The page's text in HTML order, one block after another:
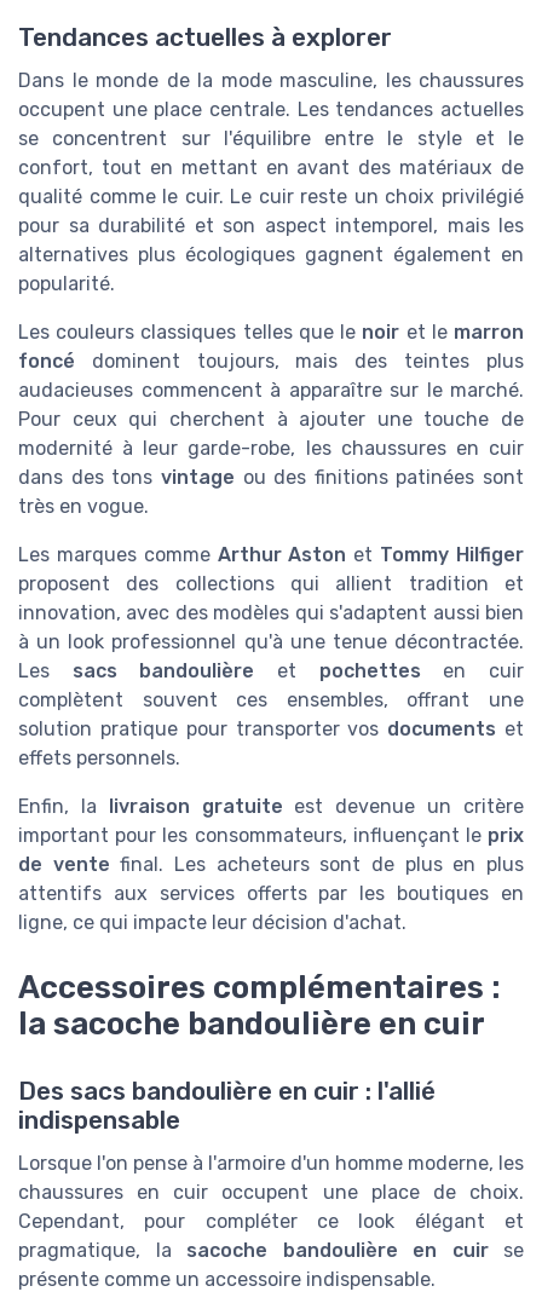
Tendances actuelles à explorer
Dans le monde de la mode masculine, les chaussures
occupent une place centrale. Les tendances actuelles
se concentrent sur l'équilibre entre le style et le
confort, tout en mettant en avant des matériaux de
qualité comme le cuir. Le cuir reste un choix privilégié
pour sa durabilité et son aspect intemporel, mais les
alternatives plus écologiques gagnent également en
popularité.
Les couleurs classiques telles que le noir et le marron
foncé dominent toujours, mais des teintes plus
audacieuses commencent à apparaître sur le marché.
Pour ceux qui cherchent à ajouter une touche de
modernité à leur garde-robe, les chaussures en cuir
dans des tons vintage ou des finitions patinées sont
très en vogue.
Les marques comme Arthur Aston et Tommy Hilfiger
proposent des collections qui allient tradition et
innovation, avec des modèles qui s'adaptent aussi bien
à un look professionnel qu'à une tenue décontractée.
Les sacs bandoulière et pochettes en cuir
complètent souvent ces ensembles, offrant une
solution pratique pour transporter vos documents et
effets personnels.
Enfin, la livraison gratuite est devenue un critère
important pour les consommateurs, influençant le prix
de vente final. Les acheteurs sont de plus en plus
attentifs aux services offerts par les boutiques en
ligne, ce qui impacte leur décision d'achat.
Accessoires complémentaires :
la sacoche bandoulière en cuir
Des sacs bandoulière en cuir : l'allié
indispensable
Lorsque l'on pense à l'armoire d'un homme moderne, les
chaussures en cuir occupent une place de choix.
Cependant, pour compléter ce look élégant et
pragmatique, la sacoche bandoulière en cuirse
présente comme un accessoire indispensable.